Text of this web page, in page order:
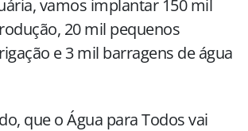
vamos implantar 150 mil
20 mil pequenos
e 3 mil barragens de água
que o Água para Todos vai